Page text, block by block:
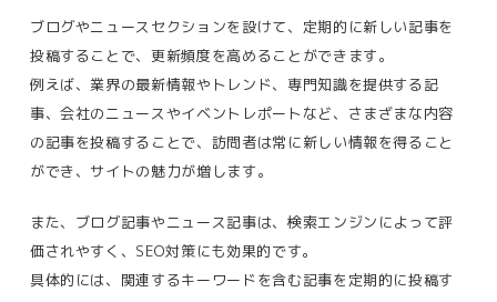
ブログやニュースセクションを設けて、定期的に新しい記事を
投稿することで、更新頻度を高めることができます。
例えば、業界の最新情報やトレンド、専門知識を提供する記
事、会社のニュースやイベントレポートなど、さまざまな内容
の記事を投稿することで、訪問者は常に新しい情報を得ること
ができ、サイトの魅力が増します​。
また、ブログ記事やニュース記事は、検索エンジンによって評
価されやすく、SEO対策にも効果的です。
具体的には、関連するキーワードを含む記事を定期的に投稿す